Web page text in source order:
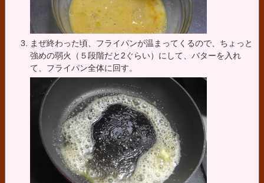
まぜ終わった頃、フライパンが温まってくるので、ちょっと
強めの弱火（５段階だと2ぐらい）にして、バターを入れ
て、フライパン全体に回す。